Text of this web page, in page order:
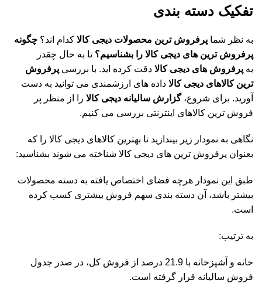
تفکیک دسته بندی
به نظر شما پرفروش ترین محصولات دیجی کالا کدام اند؟ چگونه
پرفروش ترین های دیجی کالا را بشناسیم؟ تا به حال چقدر
به پرفروش های دیجی کالا دقت کرده اید. با بررسی پرفروش
ترین کالاهای دیجی کالا داده های ارزشمندی می توانید به دست
آورید. برای شروع،گزارش سالیانه دیجی کالا را از منظر پر
فروش ترین کالاهای اینترنتی بررسی می کنیم.
نگاهی به نمودار زیر بیندازید تا بهترین کالاهای دیجی کالا را که
بعنوان پرفروش ترین های دیجی کالا شناخته می شوند بشناسید:
طبق این نمودار هرچه فضای اختصاص یافته به دسته محصولات
بیشتر باشد، آن دسته­ بندی سهم فروش بیشتری کسب کرده
است.
به ترتیب:
خانه و آشپزخانه با 21.9 درصد از فروش کل، در صدر جدول
فروش سالیانه قرار گرفته است.